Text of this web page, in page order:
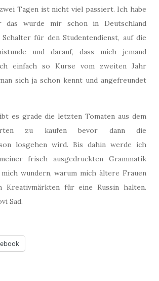
Tagen ist nicht viel passiert. Ich habe
das wurde mir schon in Deutschland
für den Studentendienst, auf die
und darauf, dass mich jemand
einfach so Kurse vom zweiten Jahr
sich ja schon kennt und angefreundet
es grade die letzten Tomaten aus dem
zu kaufen bevor dann die
losgehen wird. Bis dahin werde ich
frisch ausgedruckten Grammatik
wundern, warum mich ältere Frauen
Kreativmärkten für eine Russin halten.
Sad.